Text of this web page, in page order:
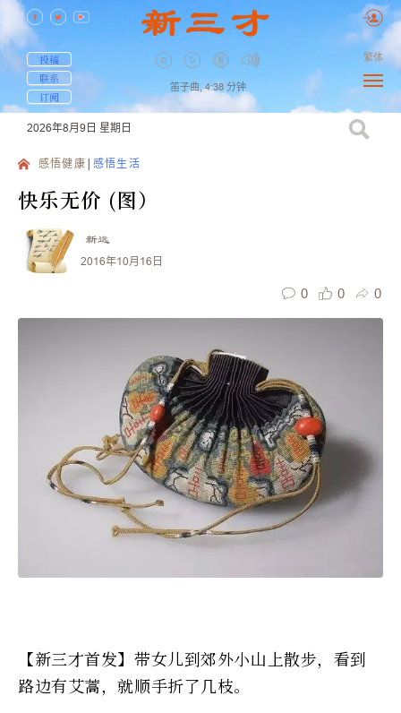
投稿
联系
订阅
笛子曲, 4:38 分钟
繁体
2026年8月9日 星期日
感悟健康 感悟生活
快乐无价 (图）
新远
2016年10月16日
0 0 0
【新三才首发】带女儿到郊外小山上散步，看到
路边有艾蒿，就顺手折了几枝。